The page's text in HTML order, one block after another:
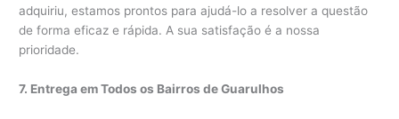
adquiriu, estamos prontos para ajudá-lo a resolver a questão
de forma eficaz e rápida. A sua satisfação é a nossa
prioridade.
7. Entrega em Todos os Bairros de Guarulhos